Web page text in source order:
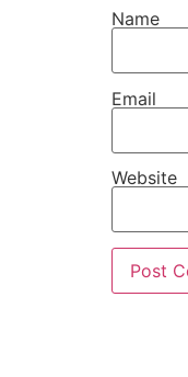
Name
Email
Website